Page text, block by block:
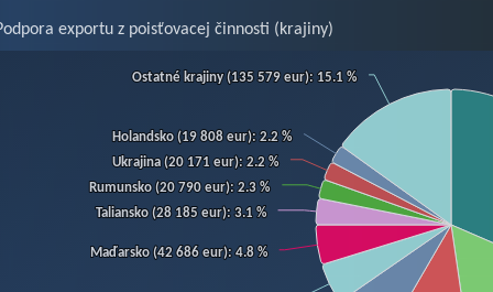
exportu z poisťovacej činnosti (krajiny)
as data table, Chart
Maďarsko (42 686 eur): 4.8 %
Maďarsko (42 686 eur): 4.8 %
Taliansko (28 185 eur): 3.1 %
Taliansko (28 185 eur): 3.1 %
Rumunsko (20 790 eur): 2.3 %
Rumunsko (20 790 eur): 2.3 %
Ukrajina (20 171 eur): 2.2 %
Ukrajina (20 171 eur): 2.2 %
Holandsko (19 808 eur): 2.2 %
Holandsko (19 808 eur): 2.2 %
Ostatné krajiny (135 579 eur): 15.1 %
Ostatné krajiny (135 579 eur): 15.1 %